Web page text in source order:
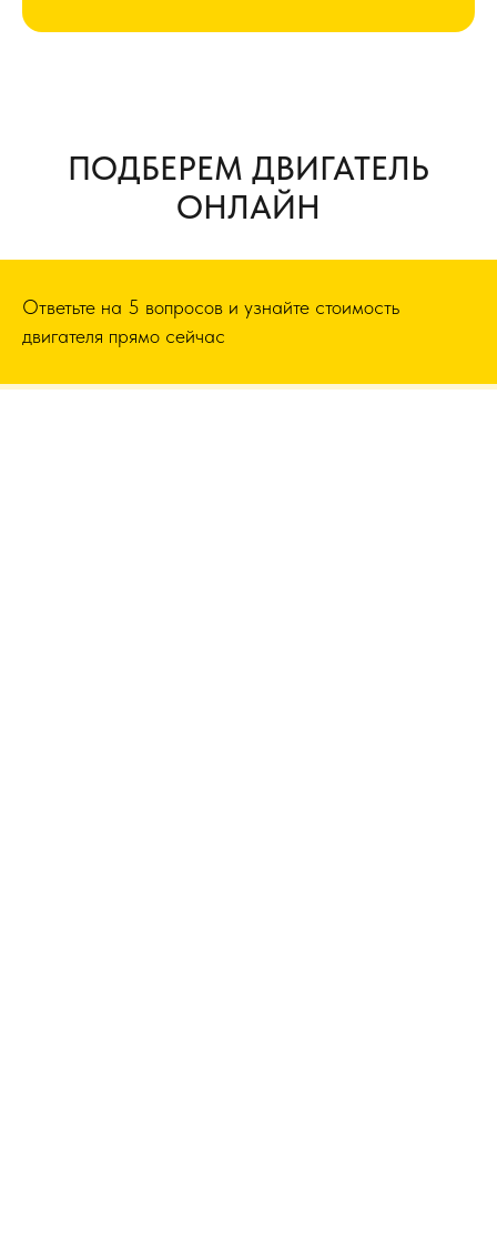
ПОДБЕРЕМ ДВИГАТЕЛЬ
ОНЛАЙН
Ответьте на 5 вопросов и узнайте стоимость
двигателя прямо сейчас